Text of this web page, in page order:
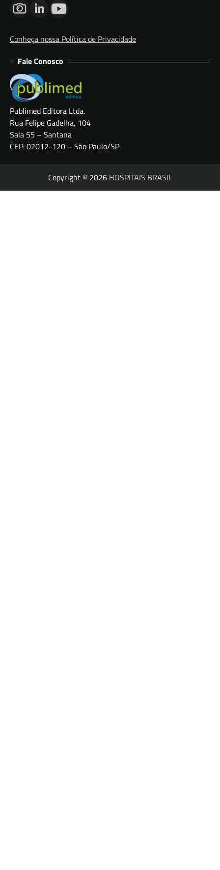
Conheça nossa Política de Privacidade
Fale Conosco
Publimed Editora Ltda.
Rua Felipe Gadelha, 104
Sala 55 – Santana
CEP: 02012-120 – São Paulo/SP
Copyright © 2026 HOSPITAIS BRASIL